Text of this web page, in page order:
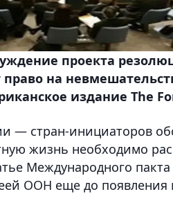
проекта
на
издание The
— стран-инициаторов
жизнь необходимо
Международного
ООН еще до появления